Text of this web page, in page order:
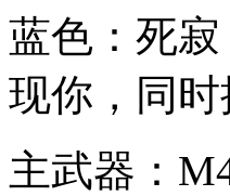
蓝色：死
现你，同
主武器：